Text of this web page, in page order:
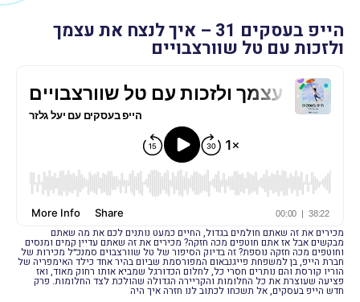
הייפ בעסקים 31 – איך לנצח את עצמך
ולזכות עם טל שוורצבויים
מכירים את זה שאתם חולמים בגדול, החיים כמעט נותנים לכם את מה שאתם
מבקשים אבל אז אתם חוטפים מכה חזקה? מכירים את זה שאתם עדיין קמים ומנסים
וחוטפים מכה חזקה נוספת? זה בדיוק הסיפור של טל שוורצבוים סמנכ״ל מכירות של
חברת הייפ, בן למשפחת פייגנבאום המפורסמת שביום בהיר אחד כילד האימפריה של
הוריו קורסת והם נותרים חסרי כל, לחלום הכדורגל שמביא אותו רחוק מאוד, ואז
פציעה שעוצרת את כל החלומות והקריירה הגדולה שהולכת לצד החלומות. פרק
חדש הייפ בעסקים, אל תשכחו לכתוב לנו חזרה איך היה